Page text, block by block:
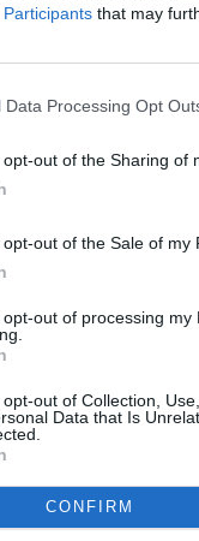
that may
Data Processing Opt
out of the Sharing of
out of the Sale of my
out of processing my
out of Collection,
Data that Is
CONFIRM
au moins jusque fin 2022.
en service pour la